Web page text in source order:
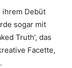
ihrem Debüt
sogar mit
Truth’, das
Facette,